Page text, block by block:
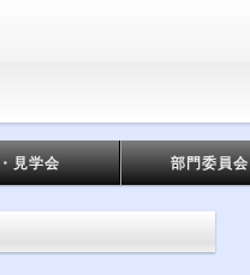
見学会 部門委員会